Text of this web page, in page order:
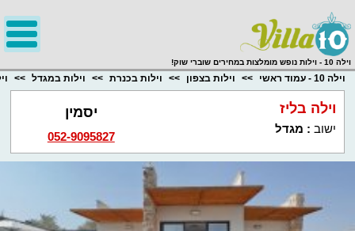
וילה 10 - וילות נופש מומלצות במחירים שוברי שוק!
וילה 10 - עמוד ראשי וילות בצפון וילות בכנרת וילות במגדל
וילה בליז
ישוב : מגדל
יסמין
052-9095827